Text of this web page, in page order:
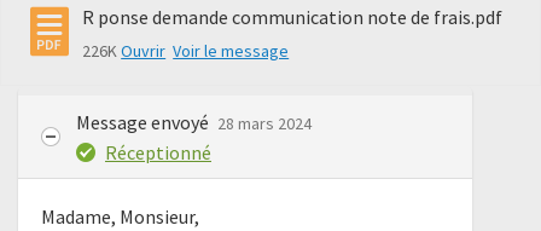
R ponse demande communication note de frais.pdf
226KOuvrir Voir le message
Message envoyé 28 mars 2024
Réceptionné
Madame, Monsieur,